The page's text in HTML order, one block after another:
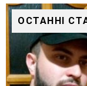
ОСТАННІ